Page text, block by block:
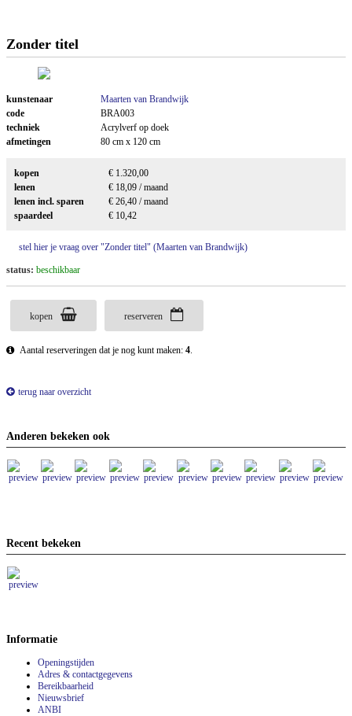
Zonder titel
kunstenaar
Maarten van Brandwijk
code
BRA003
techniek
Acrylverf op doek
afmetingen
80 cm x 120 cm
kopen
€ 1.320,00
lenen
€ 18,09 / maand
lenen incl. sparen
€ 26,40 / maand
spaardeel
€ 10,42
stel hier je vraag over "Zonder titel" (Maarten van Brandwijk)
status: beschikbaar
kopen reserveren
Aantal reserveringen dat je nog kunt maken: 4.
terug naar overzicht
Anderen bekeken ook
Recent bekeken
Informatie
Openingstijden
Adres & contactgegevens
Bereikbaarheid
Nieuwsbrief
ANBI